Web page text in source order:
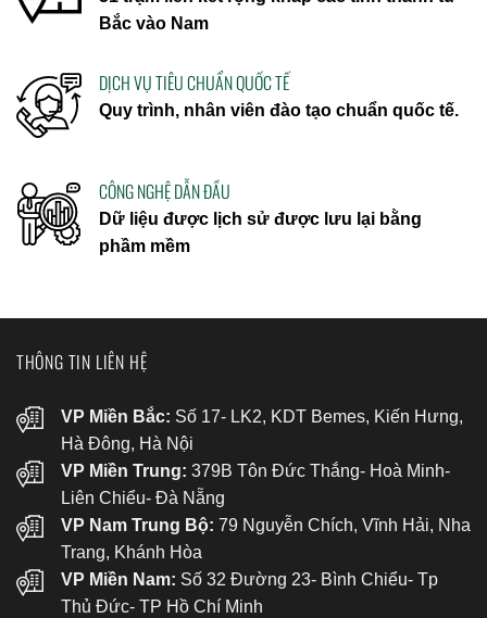
Bắc vào Nam
DỊCH VỤ TIÊU CHUẨN QUỐC TẾ
Quy trình, nhân viên đào tạo chuẩn quốc tế.
CÔNG NGHỆ DẪN ĐẦU
Dữ liệu được lịch sử được lưu lại bằng
phầm mềm
THÔNG TIN LIÊN HỆ
VP Miền Bắc: Số 17- LK2, KDT Bemes, Kiến Hưng,
Hà Đông, Hà Nội
VP Miền Trung: 379B Tôn Đức Thắng- Hoà Minh-
Liên Chiểu- Đà Nẵng
VP Nam Trung Bộ: 79 Nguyễn Chích, Vĩnh Hải, Nha
Trang, Khánh Hòa
VP Miền Nam: Số 32 Đường 23- Bình Chiểu- Tp
Thủ Đức- TP Hồ Chí Minh